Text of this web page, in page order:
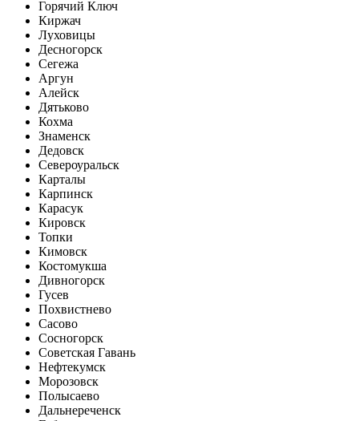
Горячий Ключ
Киржач
Луховицы
Десногорск
Сегежа
Аргун
Алейск
Дятьково
Кохма
Знаменск
Дедовск
Североуральск
Карталы
Карпинск
Карасук
Кировск
Топки
Кимовск
Костомукша
Дивногорск
Гусев
Похвистнево
Сасово
Сосногорск
Советская Гавань
Нефтекумск
Морозовск
Полысаево
Дальнереченск